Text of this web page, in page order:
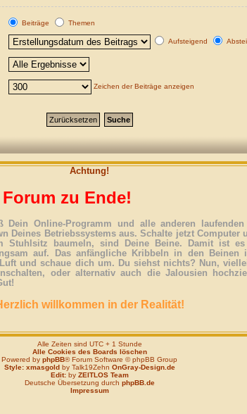
Beiträge
Themen
Aufsteigend
Zeichen der Beiträge anzeigen
Achtung!
zu Ende!
Dein Online-Programm und alle anderen
Deines Betriebssystems aus. Schalte jetzt Computer
Stuhlsitz baumeln, sind Deine Beine. Damit ist
auf. Das anfängliche Kribbeln in den Beinen
und schaue dich um. Du siehst nichts? Nun,
oder alternativ auch die Jalousien
willkommen in der Realität!
Alle Zeiten sind UTC + 1 Stunde
Alle Cookies des Boards löschen
Powered by phpBB® Forum Software © phpBB Group
Style: xmasgoldby Talk19Zehn OnGray-Design.de
Edit:by ZEITLOS Team
Deutsche Übersetzung durch phpBB.de
Impressum